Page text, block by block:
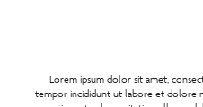
Lorem ipsum dolor sit amet,
tempor incididunt ut labore et dolore